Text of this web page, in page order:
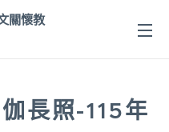
關懷教
長照-115年